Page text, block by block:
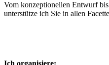
Vom konzeptionellen Entwurf
unterstütze ich Sie in allen